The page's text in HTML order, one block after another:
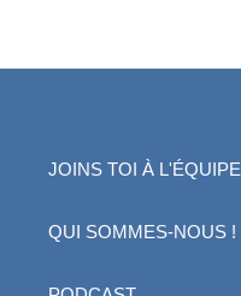
JOINS TOI À L'ÉQUIPE
QUI SOMMES-NOUS !